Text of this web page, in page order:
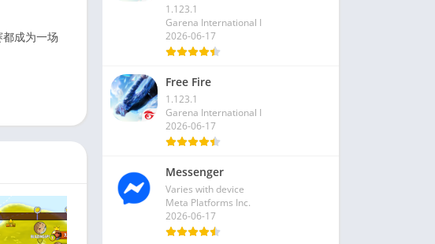
成为一场
1.123.1
Garena International I
2026-06-17
Free Fire
1.123.1
Garena International I
2026-06-17
Messenger
Varies with device
Meta Platforms Inc.
2026-06-17